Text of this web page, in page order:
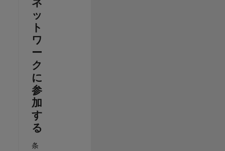
ッ
ト
ワ
ー
ク
に
参
加
す
る
条